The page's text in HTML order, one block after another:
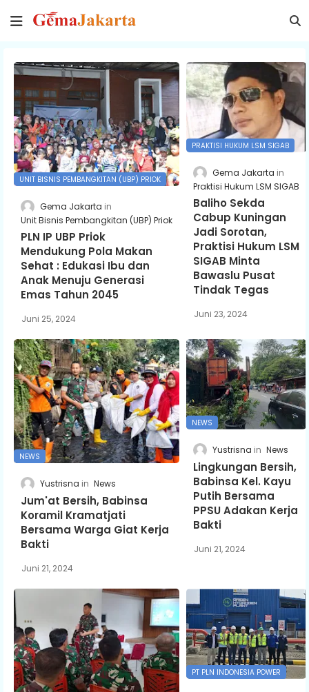
UNIT BISNIS PEMBANGKITAN (UBP) PRIOK
Gema Jakarta
Unit Bisnis Pembangkitan (UBP) Priok
PLN IP UBP Priok
Mendukung Pola Makan
Sehat : Edukasi Ibu dan
Anak Menuju Generasi
Emas Tahun 2045
Juni 25, 2024
PRAKTISI HUKUM LSM SIGAB
Gema Jakarta
Praktisi Hukum LSM SIGAB
Baliho Sekda
Cabup Kuningan
Jadi Sorotan,
Praktisi Hukum LSM
SIGAB Minta
Bawaslu Pusat
Tindak Tegas
Juni 23, 2024
NEWS
Yustrisna News
Jum'at Bersih, Babinsa
Koramil Kramatjati
Bersama Warga Giat Kerja
Bakti
Juni 21, 2024
NEWS
Yustrisna News
Lingkungan Bersih,
Babinsa Kel. Kayu
Putih Bersama
PPSU Adakan Kerja
Bakti
Juni 21, 2024
PT PLN INDONESIA POWER